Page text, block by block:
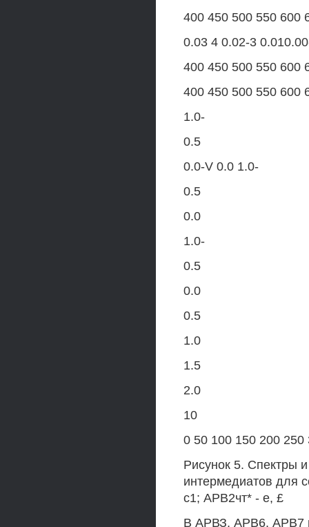
400 450 500 550 600
0.03 4 0.02-3
400 450 500 550 600
400 450 500 550 600
1.0-
0.5
0.0-V 0.0 1.0-
0.5
0.0
1.0-
0.5
0.0
0.5
1.0
1.5
2.0
10
0 50 100 150 200 250
Рисунок 5. Спектры
интермедиатов для
с1; АРВ2чт* - е, £
В АРВЗ, АРВ6, АРВ7